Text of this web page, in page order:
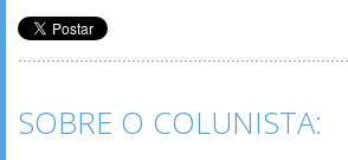
SOBRE O COLUNISTA: